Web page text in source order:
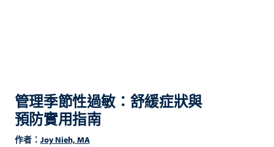
管理季節性過敏：舒緩症狀與
預防實用指南
作者： Joy Nieh, MA